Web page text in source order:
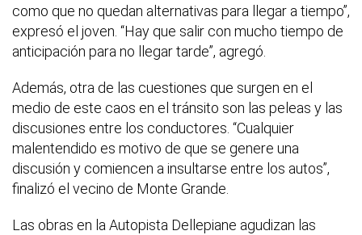
como que no quedan alternativas para llegar a tiempo”,
expresó el joven. “Hay que salir con mucho tiempo de
anticipación para no llegar tarde”, agregó.
Además, otra de las cuestiones que surgen en el
medio de este caos en el tránsito son las peleas y las
discusiones entre los conductores. “Cualquier
malentendido es motivo de que se genere una
discusión y comiencen a insultarse entre los autos”,
finalizó el vecino de Monte Grande.
Las obras en la Autopista Dellepiane agudizan las